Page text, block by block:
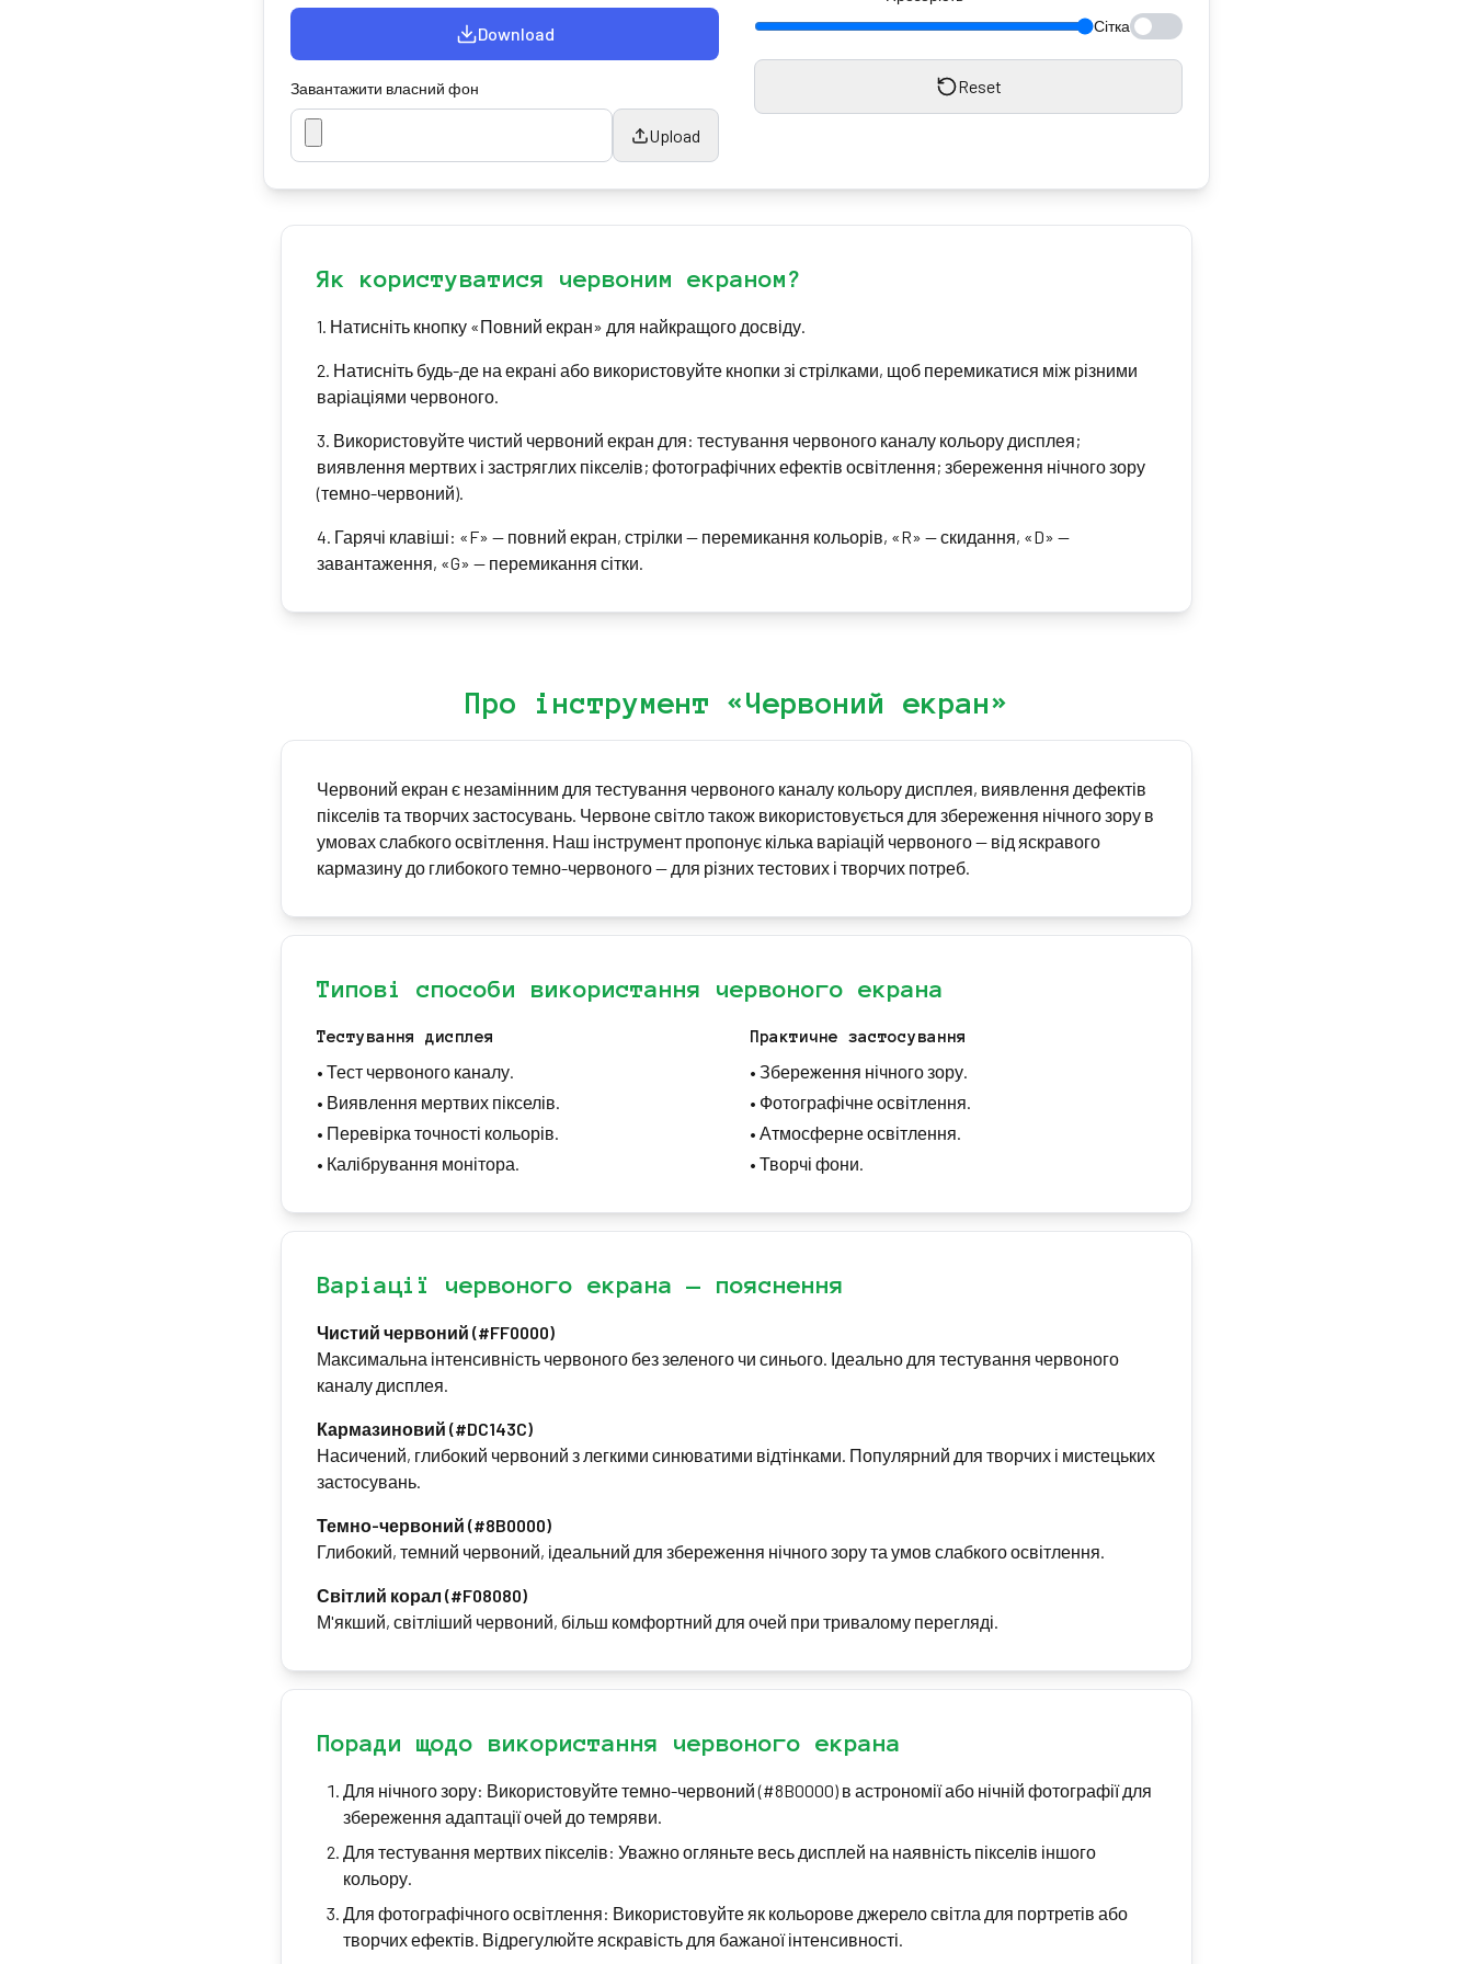
Download
Завантажити власний фон
Upload
Сітка
Reset
Як користуватися червоним екраном?
1. Натисніть кнопку «Повний екран» для найкращого досвіду.
2. Натисніть будь-де на екрані або використовуйте кнопки зі стрілками, щоб перемикатися між різними
варіаціями червоного.
3. Використовуйте чистий червоний екран для: тестування червоного каналу кольору дисплея;
виявлення мертвих і застряглих пікселів; фотографічних ефектів освітлення; збереження нічного зору
(темно-червоний).
4. Гарячі клавіші: «F» — повний екран, стрілки — перемикання кольорів, «R» — скидання, «D» —
завантаження, «G» — перемикання сітки.
Про інструмент «Червоний екран»
Червоний екран є незамінним для тестування червоного каналу кольору дисплея, виявлення дефектів
пікселів та творчих застосувань. Червоне світло також використовується для збереження нічного зору в
умовах слабкого освітлення. Наш інструмент пропонує кілька варіацій червоного — від яскравого
кармазину до глибокого темно-червоного — для різних тестових і творчих потреб.
Типові способи використання червоного екрана
Тестування дисплея
• Тест червоного каналу.
• Виявлення мертвих пікселів.
• Перевірка точності кольорів.
• Калібрування монітора.
Практичне застосування
• Збереження нічного зору.
• Фотографічне освітлення.
• Атмосферне освітлення.
• Творчі фони.
Варіації червоного екрана — пояснення
Чистий червоний (#FF0000)
Максимальна інтенсивність червоного без зеленого чи синього. Ідеально для тестування червоного
каналу дисплея.
Кармазиновий (#DC143C)
Насичений, глибокий червоний з легкими синюватими відтінками. Популярний для творчих і мистецьких
застосувань.
Темно-червоний (#8B0000)
Глибокий, темний червоний, ідеальний для збереження нічного зору та умов слабкого освітлення.
Світлий корал (#F08080)
М'якший, світліший червоний, більш комфортний для очей при тривалому перегляді.
Поради щодо використання червоного екрана
Для нічного зору: Використовуйте темно-червоний (#8B0000) в астрономії або нічній фотографії для
збереження адаптації очей до темряви.
Для тестування мертвих пікселів: Уважно огляньте весь дисплей на наявність пікселів іншого
кольору.
Для фотографічного освітлення: Використовуйте як кольорове джерело світла для портретів або
творчих ефектів. Відрегулюйте яскравість для бажаної інтенсивності.